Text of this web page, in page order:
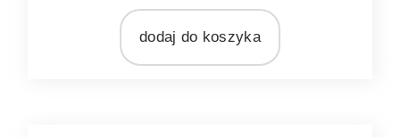
dodaj do koszyka